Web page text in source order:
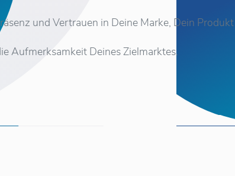
und Vertrauen in Deine Marke, Dein
Aufmerksamkeit Deines Zielmarktes.